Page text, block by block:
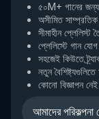
৫০M+ গানের জন্য
অসীমিত
সীমাহীন প্লেলিস্ট
প্লেলিস্টে গান
সহজেই কিউতে
নতুন
কোনো বিজ্ঞাপন নেই
আমাদের পরিকল্পনা